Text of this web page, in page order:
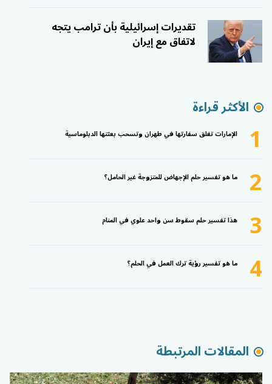
تقديرات إسرائيلية بأن ترامب يتجه
لاتفاق مع إيران
الأكثر قراءة
1 الإمارات تغلق سفارتها في طهران وتسحب بعثتها الدبلوماسية
2 ما هو تفسير حلم الإجهاض للمتزوجة غير الحامل؟
3 هذا تفسير حلم سقوط سن واحد علوي في المنام
4 ما هو تفسير رؤية ترك العمل في الحلم؟
المقالات المرتبطة